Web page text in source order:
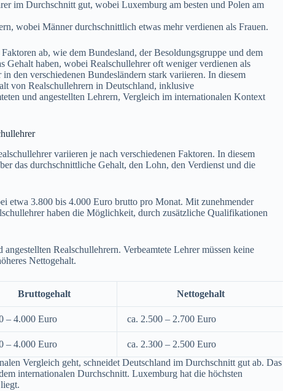
im Durchschnitt gut, wobei Luxemburg am besten und Polen am
wobei Männer durchschnittlich etwas mehr verdienen als Frauen.
ab, wie dem Bundesland, der Besoldungsgruppe und dem
haben, wobei Realschullehrer oft weniger verdienen als
den verschiedenen Bundesländern stark variieren. In diesem
von Realschullehrern in Deutschland, inklusive
und angestellten Lehrern, Vergleich im internationalen Kontext
variieren je nach verschiedenen Faktoren. In diesem
das durchschnittliche Gehalt, den Lohn, den Verdienst und die
etwa 3.800 bis 4.000 Euro brutto pro Monat. Mit zunehmender
haben die Möglichkeit, durch zusätzliche Qualifikationen
Realschullehrern. Verbeamtete Lehrer müssen keine
Nettogehalt.
Bruttogehalt Nettogehalt
– 4.000 Euro ca. 2.500 – 2.700 Euro
– 4.000 Euro
ca. 2.300 – 2.500 Euro
Vergleich geht, schneidet Deutschland im Durchschnitt gut ab. Das
internationalen Durchschnitt. Luxemburg hat die höchsten